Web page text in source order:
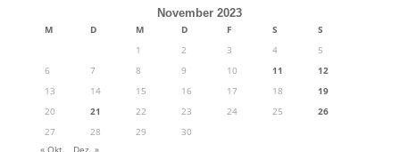
November 2023
M D M D F S
S
1
2 3 4
5
6
7 8 9 10 11
12
13
14 15 16 17 18
19
20
21 22 23 24 25
26
27
28 29
30